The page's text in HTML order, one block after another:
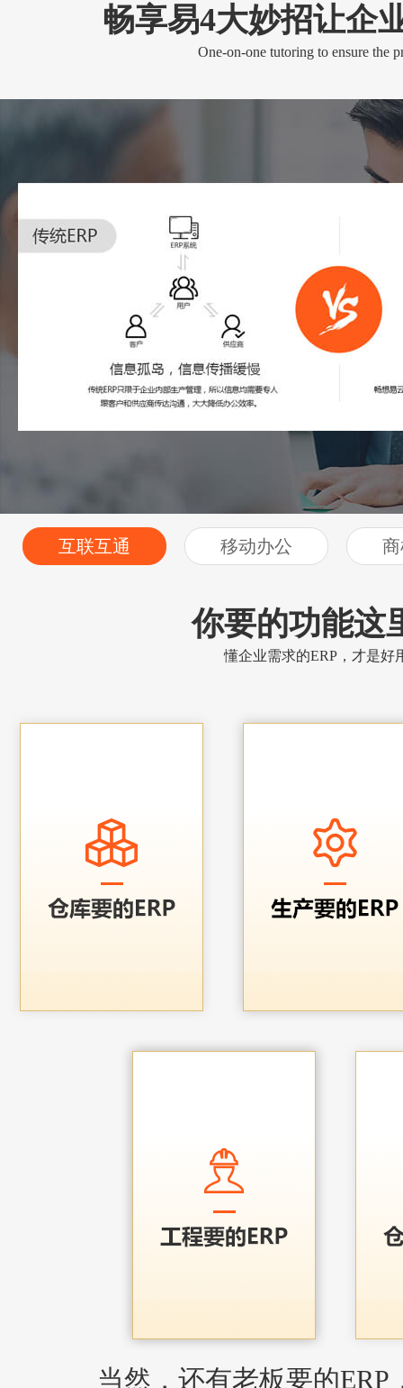
畅享易4大妙招让企
One-on-one tutoring to ensure the
互联互通 移动办公
你要的功能这
懂企业需求的ERP，才是好
当然，还有老板要的ERP